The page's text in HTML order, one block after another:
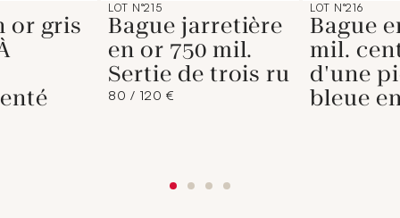
or gris
LOT N°215
Bague jarretière
en or 750 mil.
Sertie de trois ru
80 / 120 €
LOT N°216
Bague
mil.
d'une
bleue